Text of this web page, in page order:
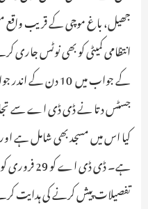
جھیل، باغ موچی کے قریب واقع
انتظامی کمیٹی کو بھی نوٹس
کے جواب میں 10 دن کے اندر جواب داخل کرنے کی ہدایت دی۔
جسٹس دتا نے ڈی ڈی اے سے
کیا اس میں مسجد بھی شامل ہے اور
ہے۔ ڈی ڈی
تفصیلات پیش کرنے کی ہدایت